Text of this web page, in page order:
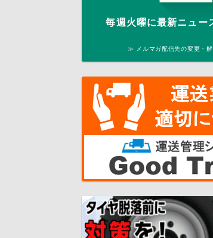
毎週火曜に最新ニュー
≫ メルマガ配信先の変更・解